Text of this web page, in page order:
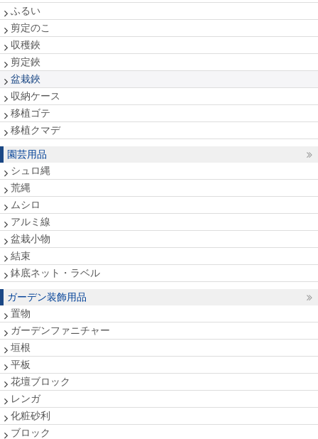
ふるい
剪定のこ
収穫鋏
剪定鋏
盆栽鋏
収納ケース
移植ゴテ
移植クマデ
園芸用品
シュロ縄
荒縄
ムシロ
アルミ線
盆栽小物
結束
鉢底ネット・ラベル
ガーデン装飾用品
置物
ガーデンファニチャー
垣根
平板
花壇ブロック
レンガ
化粧砂利
ブロック